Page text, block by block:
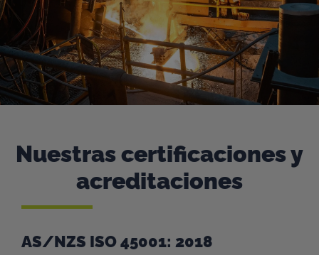
Nuestras certificaciones y
acreditaciones
AS/NZS ISO 45001: 2018